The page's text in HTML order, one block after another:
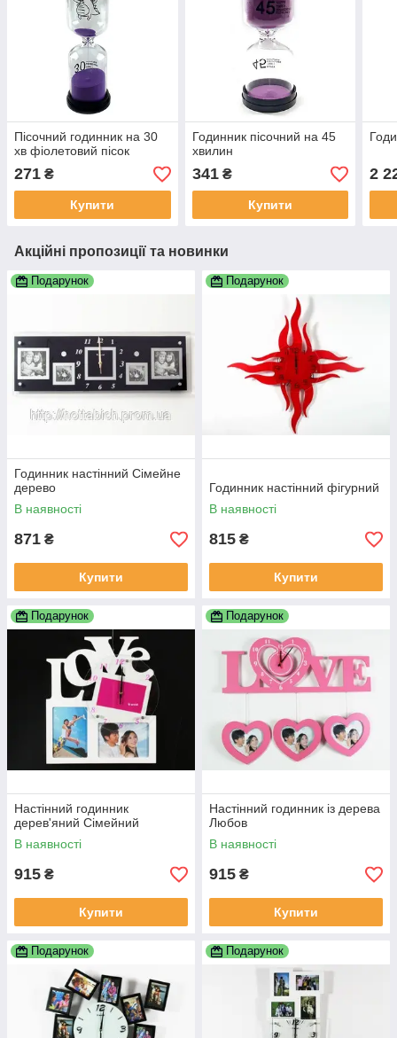
Пісочний годинник на 30
хв фіолетовий пісок
271 ₴
Купити
Годинник пісочний на 45
хвилин
341₴
Купити
2
Акційні пропозиції та новинки
Подарунок
Годинник настінний Сімейне
дерево
В наявності
871 ₴
Купити
Подарунок
Годинник настінний фігурний
В наявності
815 ₴
Купити
Подарунок
Настінний годинник
дерев'яний Сімейний
В наявності
915 ₴
Купити
Подарунок
Настінний годинник із дерева
Любов
В наявності
915 ₴
Купити
Подарунок Подарунок